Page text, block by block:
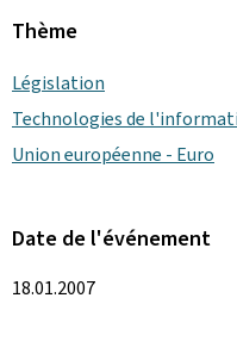
Thème
Législation
Technologies de
Union européenne - Euro
Date de l'événement
18.01.2007